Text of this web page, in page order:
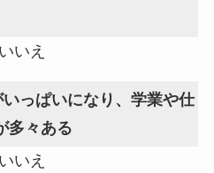
いえ
っぱいになり、学業や仕
多々ある
いえ